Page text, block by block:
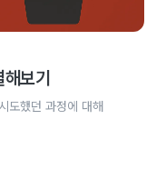
보기
도했던 과정에 대해